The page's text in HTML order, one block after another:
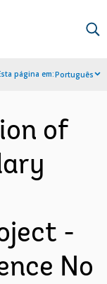
página em:Português
of
-
No